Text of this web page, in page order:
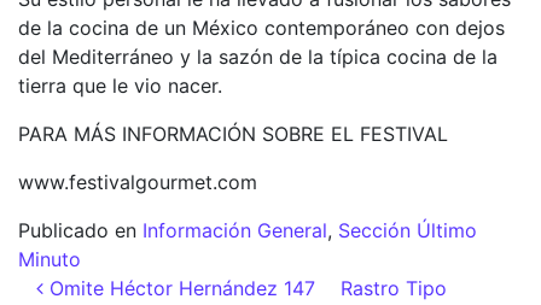
de la cocina de un México contemporáneo con dejos
del Mediterráneo y la sazón de la típica cocina de la
tierra que le vio nacer.
PARA MÁS INFORMACIÓN SOBRE EL FESTIVAL
www.festivalgourmet.com
Publicado en Información General, Sección Último
Minuto
Navegación de entradas
Omite Héctor Hernández 147
Rastro Tipo